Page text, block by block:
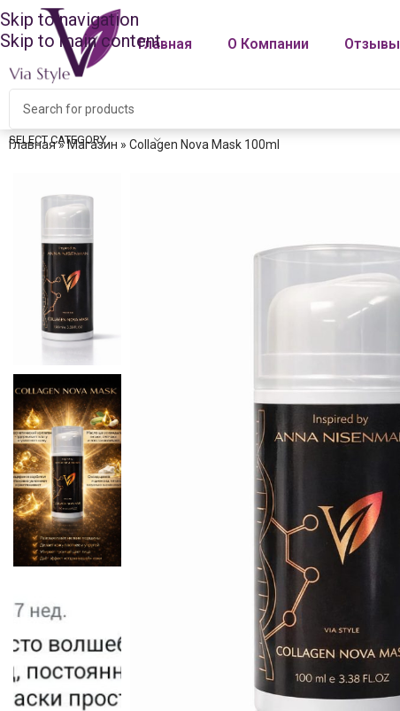
Skip to navigation
Skip to main contentГлавная О Компании Отзывы
SELECT CATEGORY
Главная»Магазин » Collagen Nova Mask 100ml